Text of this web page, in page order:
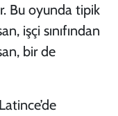
Bu oyunda tipik
işçi sınıfından
bir de